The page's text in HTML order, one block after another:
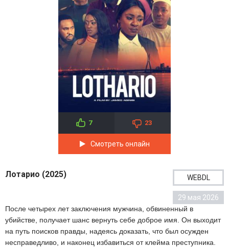
7 23
Смотреть онлайн
Лотарио (2025) WEBDL
29 мая 2026
После четырех лет заключения мужчина, обвиненный в
убийстве, получает шанс вернуть себе доброе имя. Он выходит
на путь поисков правды, надеясь доказать, что был осужден
несправедливо, и наконец избавиться от клейма преступника.